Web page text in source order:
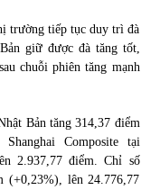
trường tiếp tục duy trì đà
giữ được đà tăng tốt,
chuỗi phiên tăng mạnh
Bản tăng 314,37 điểm
Composite tại
2.937,77 điểm. Chỉ số
(+0,23%), lên 24.776,77